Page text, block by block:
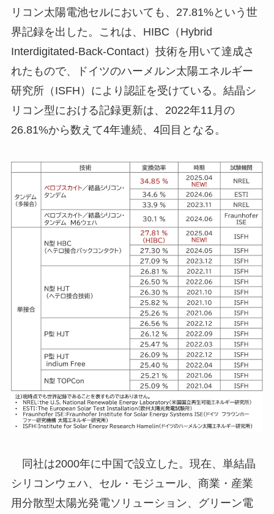
リコン太陽電池セルにおいても、27.81%という世
界記録を出した。これは、HIBC（Hybrid
Interdigitated-Back-Contact）技術を用いて達成さ
れたもので、ドイツのハーメルン太陽エネルギー
研究所（ISFH）により認証を受けている。結晶シ
リコン型における記録更新は、2022年11月の
26.81%から数えて4年連続、4回目となる。
同社は2000年に中国で設立した。現在、単結晶
シリコンウェハ、セル・モジュール、商業・産業
用分散型太陽光発電ソリューション、グリーン電